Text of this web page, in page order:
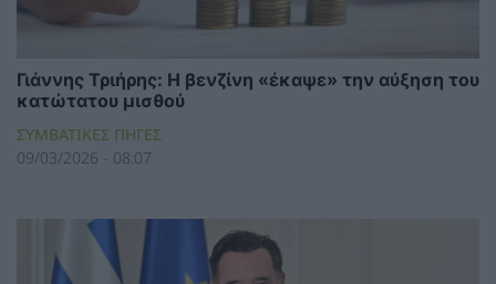
Γιάννης Τριήρης: Η βενζίνη «έκαψε» την αύξηση του
κατώτατου μισθού
ΣΥΜΒΑΤΙΚΕΣ ΠΗΓΕΣ
09/03/2026 - 08:07